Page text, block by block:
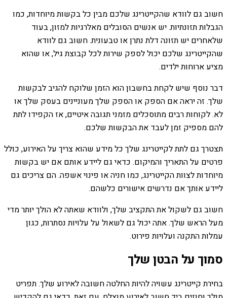
חשוב גם לוודא שהקייטרינג שלכם מבין כל בקשות מיוחדות, כמו
הגבלות תזונתיות. יש אנשים הסובלים מאלרגיות למזון, בעוד
שלאחרים יש תזונה דלת נתרן או טבעונית. חשוב גם לוודא
שהקייטרינג שלכם יכול לספק שירות לכל קבוצת גיל, או שהוא
מציע ארוחות ילדים.
דבר נוסף שיש לקחת בחשבון הוא הזמן שלוקח להגיב לבקשות
שלך. זה יראה אם ​​הספק או הספק שלך מעוניינים בעסק שלך או
לא. לקוחות רבים מתוסכלים מזמני תגובה איטיים, אז הקפידו לתת
להם מספיק זמן לעבד את הבקשות שלכם.
תצטרך גם לתת לקייטרינג שלך כל מידע שהוא צריך על האירוע, כולל
פרטים על התאריך והמיקום. כדאי גם ליידע אותם אם יש בקשות
מיוחדות לצוות הקייטרינג, כמו חניה או פינוי אשפה. הם צריכים גם
ליידע אותך אם נדרשים אישורים כלשהם.
חשוב גם לשקול את התקציב שלך, ולוודא שאתה לא הולך יותר מדי
מעל הראש שלך. אתה יכול גם לשאול על עלויות נסתרות, כגון
עמלות התקנה ועלויות פירוט.
סמוך על הבטן שלך
בחירת קייטרינג עשויה להיות החלטה חשובה לאירוע שלך. תפריט